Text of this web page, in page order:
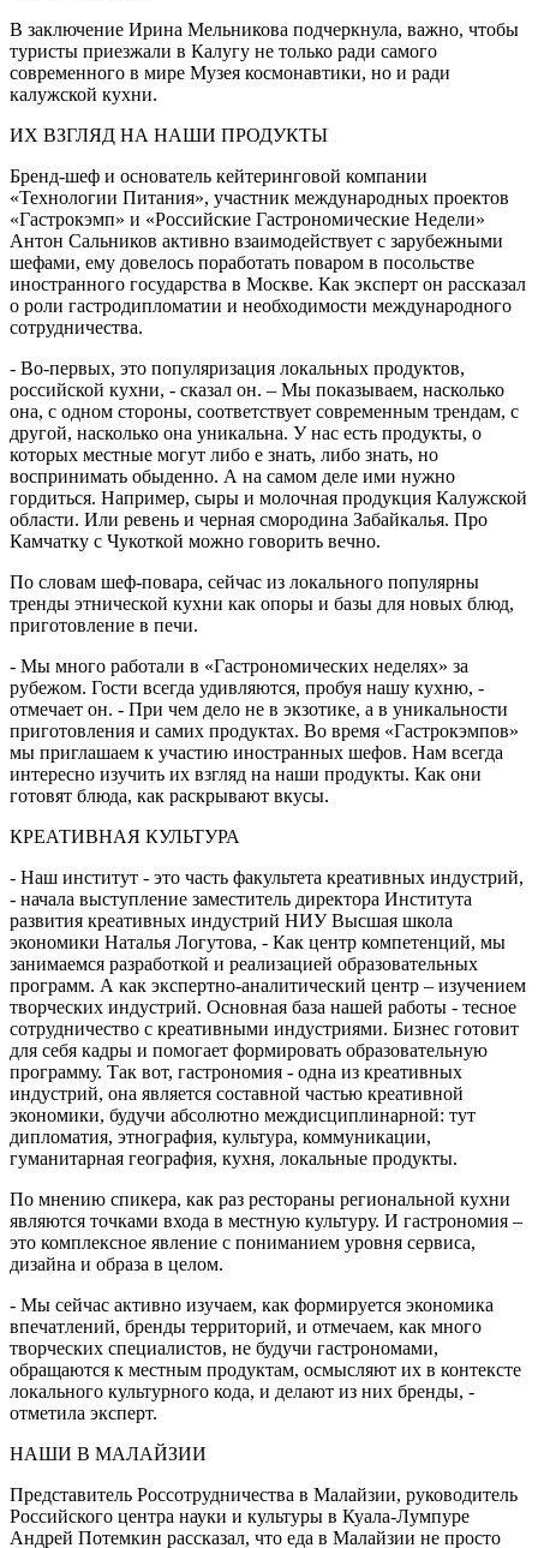
В заключение Ирина Мельникова подчеркнула, важно, чтобы
туристы приезжали в Калугу не только ради самого
современного в мире Музея космонавтики, но и ради
калужской кухни.
ИХ ВЗГЛЯД НА НАШИ ПРОДУКТЫ
Бренд-шеф и основатель кейтеринговой компании
«Технологии Питания», участник международных проектов
«Гастрокэмп» и «Российские Гастрономические Недели»
Антон Сальников активно взаимодействует с зарубежными
шефами, ему довелось поработать поваром в посольстве
иностранного государства в Москве. Как эксперт он рассказал
о роли гастродипломатии и необходимости международного
сотрудничества.
- Во-первых, это популяризация локальных продуктов,
российской кухни, - сказал он. – Мы показываем, насколько
она, с одном стороны, соответствует современным трендам, с
другой, насколько она уникальна. У нас есть продукты, о
которых местные могут либо е знать, либо знать, но
воспринимать обыденно. А на самом деле ими нужно
гордиться. Например, сыры и молочная продукция Калужской
области. Или ревень и черная смородина Забайкалья. Про
Камчатку с Чукоткой можно говорить вечно.
По словам шеф-повара, сейчас из локального популярны
тренды этнической кухни как опоры и базы для новых блюд,
приготовление в печи.
- Мы много работали в «Гастрономических неделях» за
рубежом. Гости всегда удивляются, пробуя нашу кухню, -
отмечает он. - При чем дело не в экзотике, а в уникальности
приготовления и самих продуктах. Во время «Гастрокэмпов»
мы приглашаем к участию иностранных шефов. Нам всегда
интересно изучить их взгляд на наши продукты. Как они
готовят блюда, как раскрывают вкусы.
КРЕАТИВНАЯ КУЛЬТУРА
- Наш институт - это часть факультета креативных индустрий,
- начала выступление заместитель директора Института
развития креативных индустрий НИУ Высшая школа
экономики Наталья Логутова, - Как центр компетенций, мы
занимаемся разработкой и реализацией образовательных
программ. А как экспертно-аналитический центр – изучением
творческих индустрий. Основная база нашей работы - тесное
сотрудничество с креативными индустриями. Бизнес готовит
для себя кадры и помогает формировать образовательную
программу. Так вот, гастрономия - одна из креативных
индустрий, она является составной частью креативной
экономики, будучи абсолютно междисциплинарной: тут
дипломатия, этнография, культура, коммуникации,
гуманитарная география, кухня, локальные продукты.
По мнению спикера, как раз рестораны региональной кухни
являются точками входа в местную культуру. И гастрономия –
это комплексное явление с пониманием уровня сервиса,
дизайна и образа в целом.
- Мы сейчас активно изучаем, как формируется экономика
впечатлений, бренды территорий, и отмечаем, как много
творческих специалистов, не будучи гастрономами,
обращаются к местным продуктам, осмысляют их в контексте
локального культурного кода, и делают из них бренды, -
отметила эксперт.
НАШИ В МАЛАЙЗИИ
Представитель Россотрудничества в Малайзии, руководитель
Российского центра науки и культуры в Куала-Лумпуре
Андрей Потемкин рассказал, что еда в Малайзии не просто